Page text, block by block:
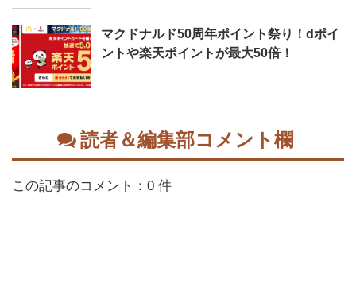
マクドナルド50周年ポイント祭り！dポイ
ントや楽天ポイントが最大50倍！
読者＆編集部コメント欄
この記事のコメント：0 件